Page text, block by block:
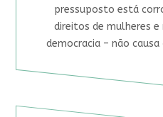
pressuposto está
direitos de mulheres
democracia – não